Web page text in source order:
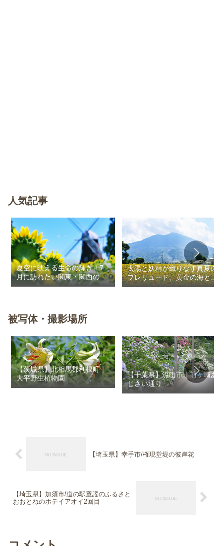
人気記事
夏空に映える生命の輝き！7
月に訪れたい関東・関西のお
花畑
太陽と妖精が織りなす真夏の
プレリュード、黄金の海と秘
密の朱色に出会う旅
被写体・撮影場所
【茨城県】北相馬郡利根町｜
大平野生植物園
【千葉県】流山市｜前ヶ崎あ
じさい通り
【埼玉県】幸手市/権現堂堤の彼岸花
【埼玉県】加須市/道の駅童謡のふるさと
おおとねのホテイアオイ2回目